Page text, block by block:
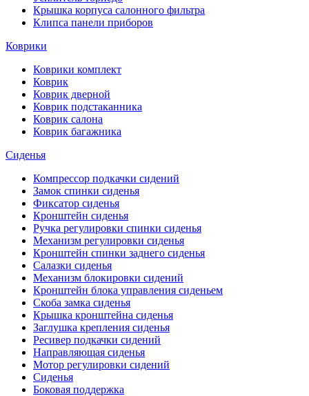
Крышка корпуса салонного фильтра
Клипса панели приборов
Коврики
Коврики комплект
Коврик
Коврик дверной
Коврик подстаканника
Коврик салона
Коврик багажника
Сиденья
Компрессор подкачки сидений
Замок спинки сиденья
Фиксатор сиденья
Кронштейн сиденья
Ручка регулировки спинки сиденья
Механизм регулировки сиденья
Кронштейн спинки заднего сиденья
Салазки сиденья
Механизм блокировки сидений
Кронштейн блока управления сиденьем
Скоба замка сиденья
Крышка кронштейна сиденья
Заглушка крепления сиденья
Ресивер подкачки сидений
Направляющая сиденья
Мотор регулировки сидений
Сиденья
Боковая поддержка